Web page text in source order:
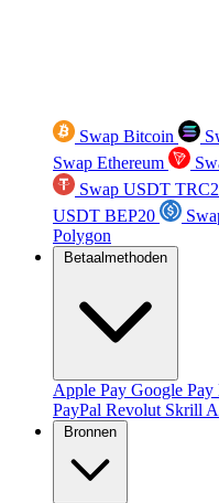
Swap Bitcoin
Swap Ethereum
Swap USDT
USDT BEP20
Polygon
Betaalmethoden
Apple Pay Google Pay
PayPal Revolut Skrill
Bronnen